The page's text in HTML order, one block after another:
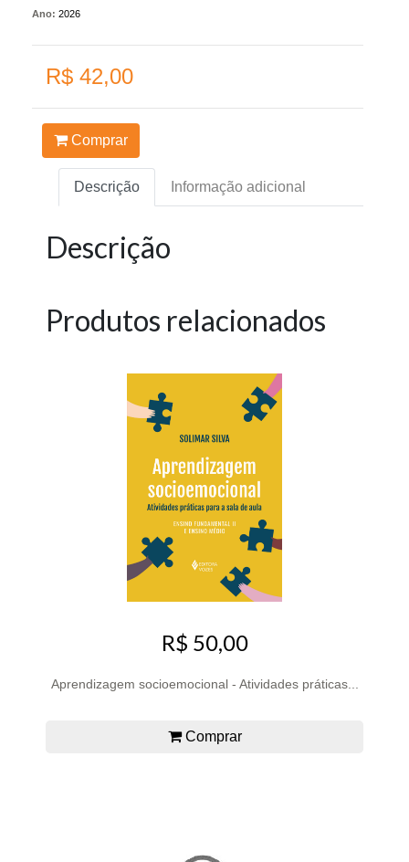
Ano: 2026
R$ 42,00
Comprar
Descrição Informação adicional
Descrição
Produtos relacionados
R$ 50,00
Aprendizagem socioemocional - Atividades práticas...
Comprar